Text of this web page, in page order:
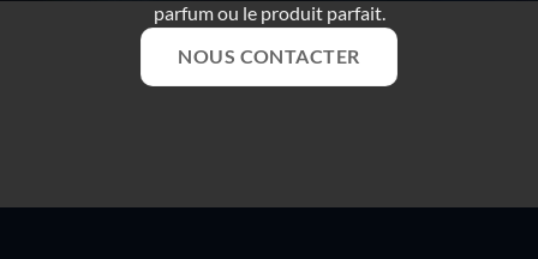
parfum ou le produit parfait.
NOUS CONTACTER